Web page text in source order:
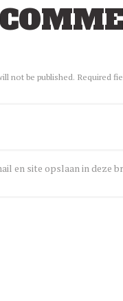
not be published. Required
en site opslaan in deze